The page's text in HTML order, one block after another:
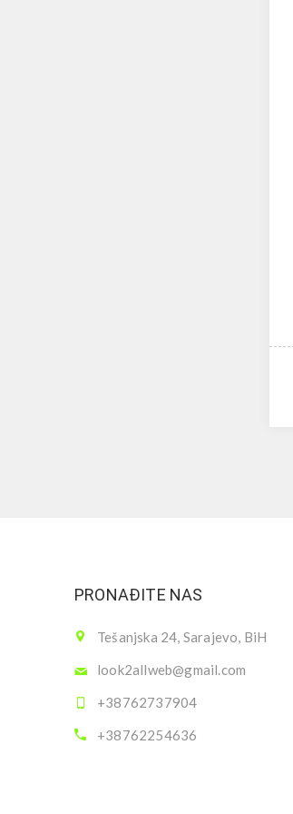
PRONAĐITE NAS
Tešanjska 24, Sarajevo, BiH
look2allweb@gmail.com
+38762737904
+38762254636